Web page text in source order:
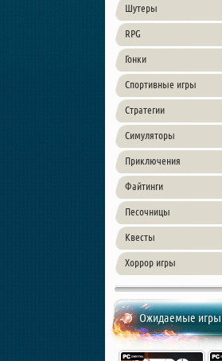
Шутеры
RPG
Гонки
Спортивные игры
Стратегии
Симуляторы
Приключения
Файтинги
Песочницы
Квесты
Хоррор игры
Ожидаемые игры